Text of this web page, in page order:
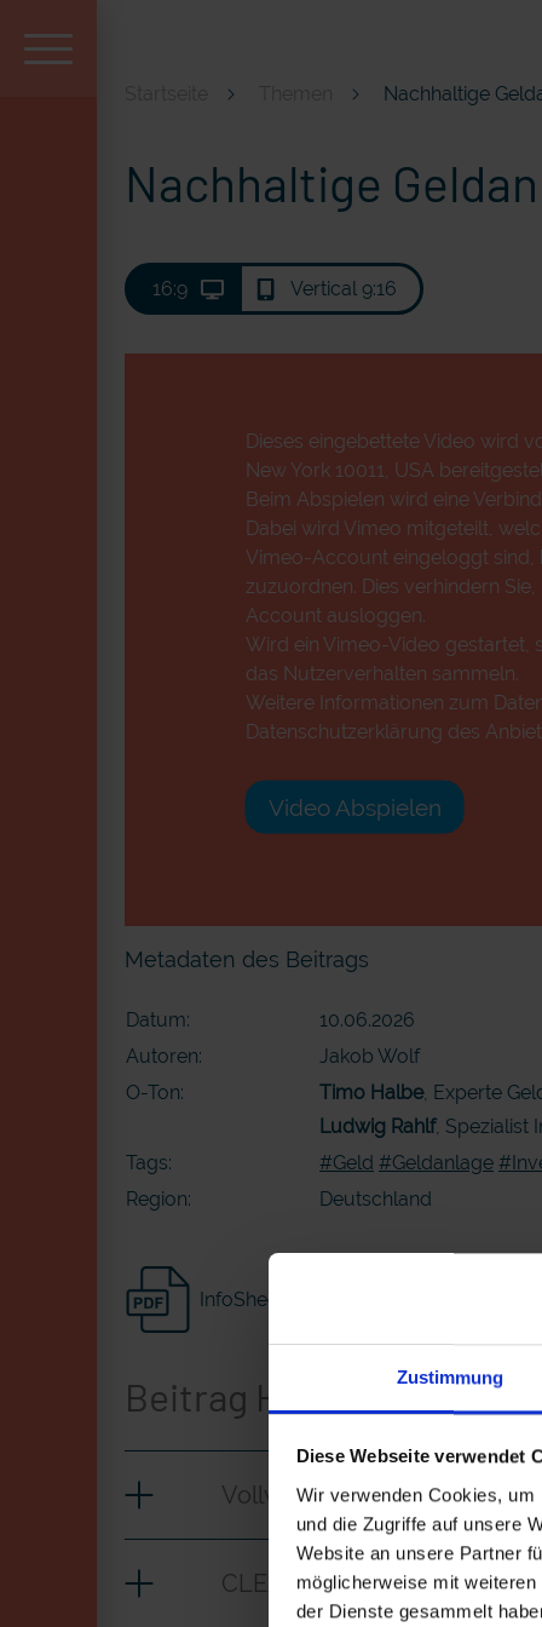
Zustimmung
Diese Webseite verwendet
Wir verwenden Cookies,
und die Zugriffe auf unsere
Website an unsere Partner
möglicherweise mit
der Dienste gesammelt
Nachhaltige
Nachhaltige
16:9 Vertical 9:16
Dieses eingebettete Video wird
New York 10011, USA
Beim Abspielen wird eine
Dabei wird Vimeo mitgeteilt,
Vimeo-Account eingeloggt sind,
zuzuordnen. Dies verhindern
Account ausloggen.
Wird ein Vimeo-Video gestartet,
das Nutzerverhalten sammeln.
Weitere Informationen zum
Datenschutzerklärung des
Video Abspielen
Metadaten des Beitrags
Datum:
10.06.2026
Autoren:
Jakob Wolf
O-Ton:
Timo Halbe, Experte
Ludwig Rahlf, Spezialist
Tags:
#Geld #Geldanlage
Region:
Deutschland
InfoSheet
Beitrag Herunterladen
Vollversion
CLEAN_Nachhaltige